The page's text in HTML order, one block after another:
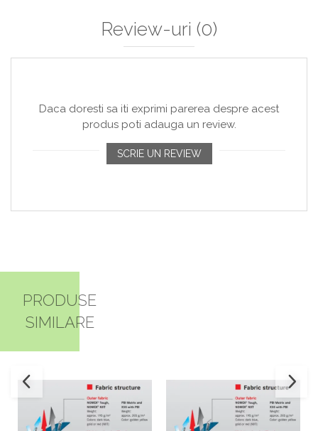
Review-uri (0)
Daca doresti sa iti exprimi parerea despre acest
produs poti adauga un review.
SCRIE UN REVIEW
PRODUSE
SIMILARE